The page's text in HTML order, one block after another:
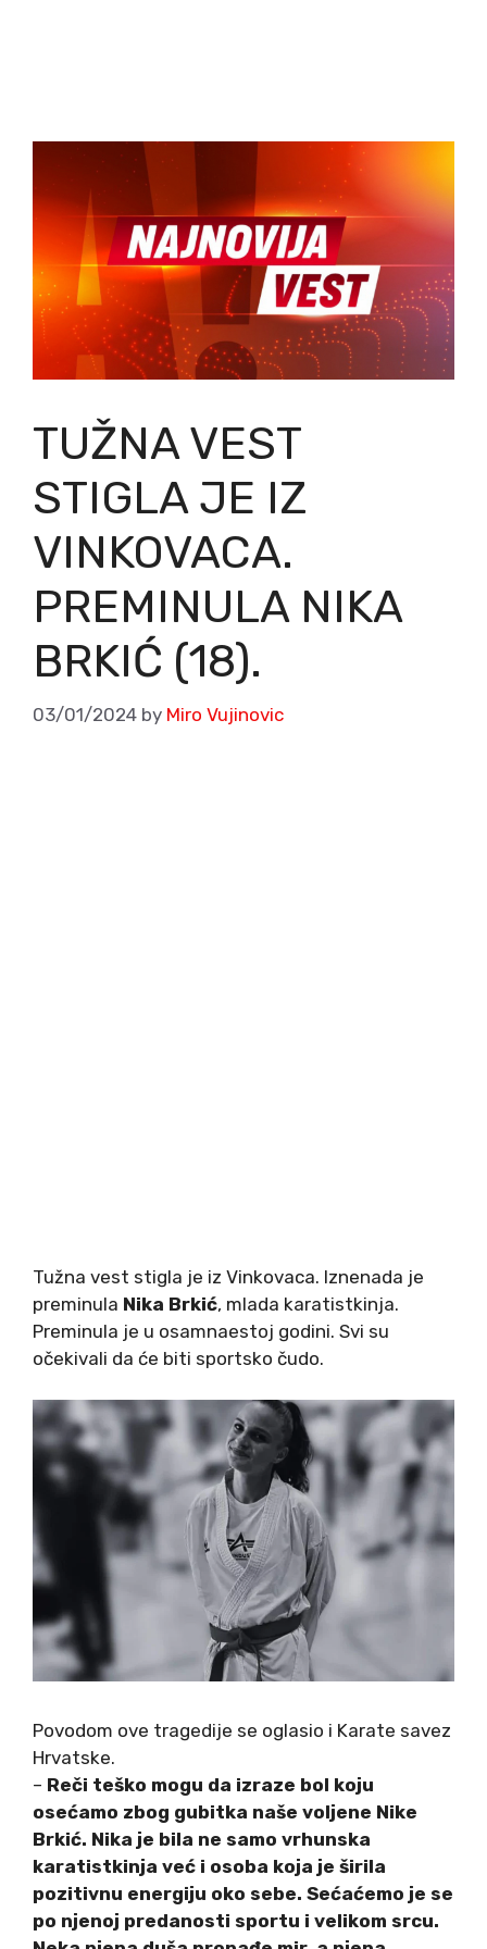
TUŽNA VEST
STIGLA JE IZ
VINKOVACA.
PREMINULA NIKA
BRKIĆ (18).
03/01/2024 by Miro Vujinovic
Tužna vest stigla je iz Vinkovaca. Iznenada je
preminula Nika Brkić, mlada karatistkinja.
Preminula je u osamnaestoj godini. Svi su
očekivali da će biti sportsko čudo.
Povodom ove tragedije se oglasio i Karate savez
Hrvatske.
– Reči teško mogu da izraze bol koju
osećamo zbog gubitka naše voljene Nike
Brkić. Nika je bila ne samo vrhunska
karatistkinja već i osoba koja je širila
pozitivnu energiju oko sebe. Sećaćemo je se
po njenoj predanosti sportu i velikom srcu.